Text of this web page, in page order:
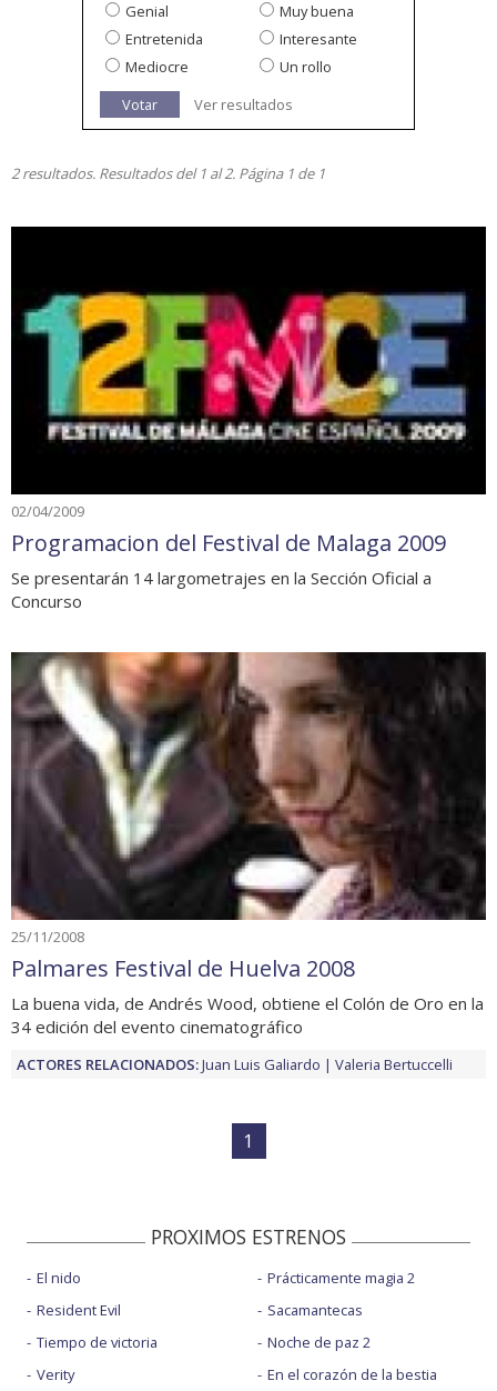
Genial
Muy buena
Entretenida
Interesante
Mediocre
Un rollo
Votar
Ver resultados
2 resultados. Resultados del 1 al 2. Página 1 de 1
02/04/2009
Programacion del Festival de Malaga 2009
Se presentarán 14 largometrajes en la Sección Oficial a
Concurso
25/11/2008
Palmares Festival de Huelva 2008
La buena vida, de Andrés Wood, obtiene el Colón de Oro en la
34 edición del evento cinematográfico
ACTORES RELACIONADOS:Juan Luis Galiardo Valeria Bertuccelli
1
PROXIMOS ESTRENOS
El nido
Resident Evil
Tiempo de victoria
Verity
Prácticamente magia 2
Sacamantecas
Noche de paz 2
En el corazón de la bestia